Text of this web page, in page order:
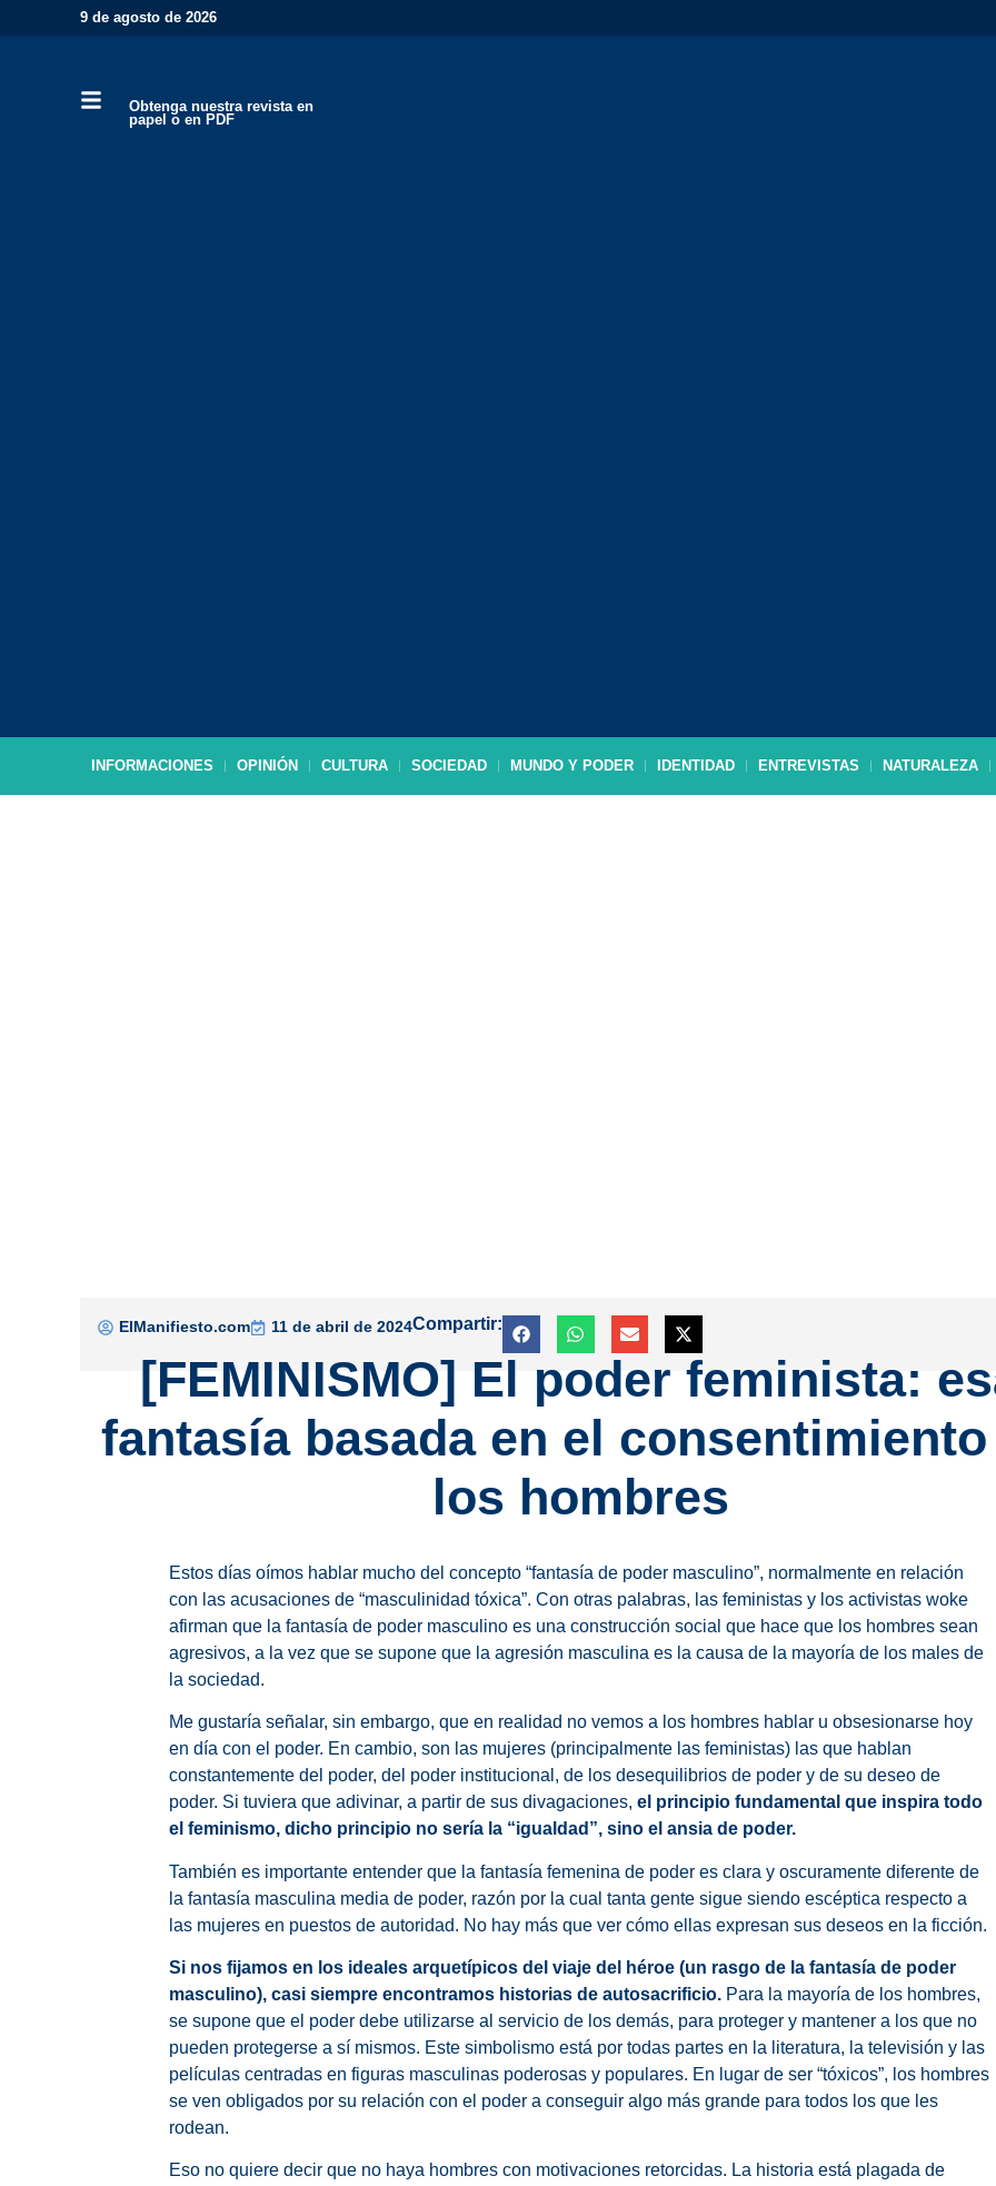
9 de agosto de 2026
Obtenga nuestra revista en
papel o en PDF
INFORMACIONES OPINIÓN CULTURA SOCIEDAD MUNDO Y PODER IDENTIDAD ENTREVISTAS NATURALEZA
ElManifiesto.com 11 de abril de 2024Compartir:
[FEMINISMO] El poder feminista:
fantasía basada en el consentimiento
los hombres
Estos días oímos hablar mucho del concepto “fantasía de poder masculino”, normalmente en relación
con las acusaciones de “masculinidad tóxica”. Con otras palabras, las feministas y los activistas woke
afirman que la fantasía de poder masculino es una construcción social que hace que los hombres sean
agresivos, a la vez que se supone que la agresión masculina es la causa de la mayoría de los males de
la sociedad.
Me gustaría señalar, sin embargo, que en realidad no vemos a los hombres hablar u obsesionarse hoy
en día con el poder. En cambio, son las mujeres (principalmente las feministas) las que hablan
constantemente del poder, del poder institucional, de los desequilibrios de poder y de su deseo de
poder. Si tuviera que adivinar, a partir de sus divagaciones, el principio fundamental que inspira todo
el feminismo, dicho principio no sería la “igualdad”, sino el ansia de poder.
También es importante entender que la fantasía femenina de poder es clara y oscuramente diferente de
la fantasía masculina media de poder, razón por la cual tanta gente sigue siendo escéptica respecto a
las mujeres en puestos de autoridad. No hay más que ver cómo ellas expresan sus deseos en la ficción.
Si nos fijamos en los ideales arquetípicos del viaje del héroe (un rasgo de la fantasía de poder
masculino), casi siempre encontramos historias de autosacrificio. Para la mayoría de los hombres,
se supone que el poder debe utilizarse al servicio de los demás, para proteger y mantener a los que no
pueden protegerse a sí mismos. Este simbolismo está por todas partes en la literatura, la televisión y las
películas centradas en figuras masculinas poderosas y populares. En lugar de ser “tóxicos”, los hombres
se ven obligados por su relación con el poder a conseguir algo más grande para todos los que les
rodean.
Eso no quiere decir que no haya hombres con motivaciones retorcidas. La historia está plagada de